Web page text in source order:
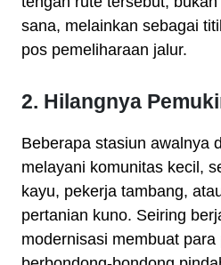
sana, melainkan sebagai
pos pemeliharaan jalur.
2. Hilangnya
Beberapa stasiun awalnya
melayani komunitas kecil,
kayu, pekerja tambang,
pertanian kuno. Seiring
modernisasi membuat